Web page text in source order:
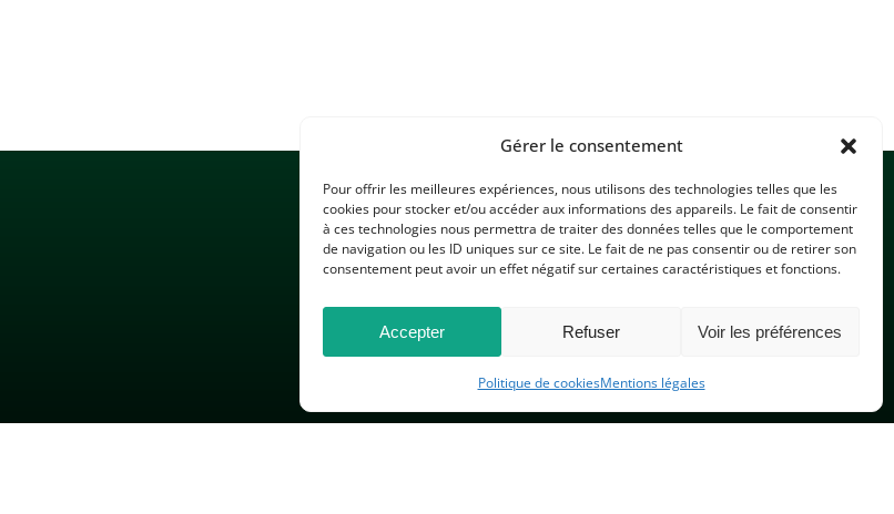
Gérer le consentement
Pour offrir les meilleures expériences, nous utilisons des technologies telles que les
cookies pour stocker et/ou accéder aux informations des appareils. Le fait de consentir
à ces technologies nous permettra de traiter des données telles que le comportement
de navigation ou les ID uniques sur ce site. Le fait de ne pas consentir ou de retirer son
consentement peut avoir un effet négatif sur certaines caractéristiques et fonctions.
Accepter Refuser Voir les préférences
Politique de cookiesMentions légales